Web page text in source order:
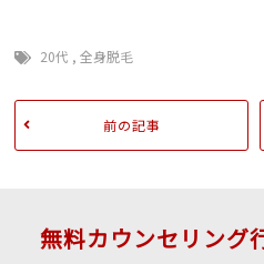
20代 ,全身脱毛
前の記事
無料カウンセリング